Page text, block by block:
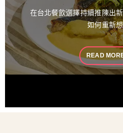
中秋佳節向來是傳遞情誼與
持百年製
READ